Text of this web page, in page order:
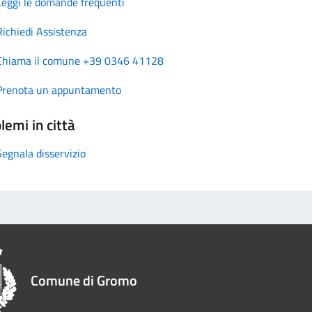
Assistenza
il comune +39 0346 41128
un appuntamento
in città
disservizio
Comune di Gromo